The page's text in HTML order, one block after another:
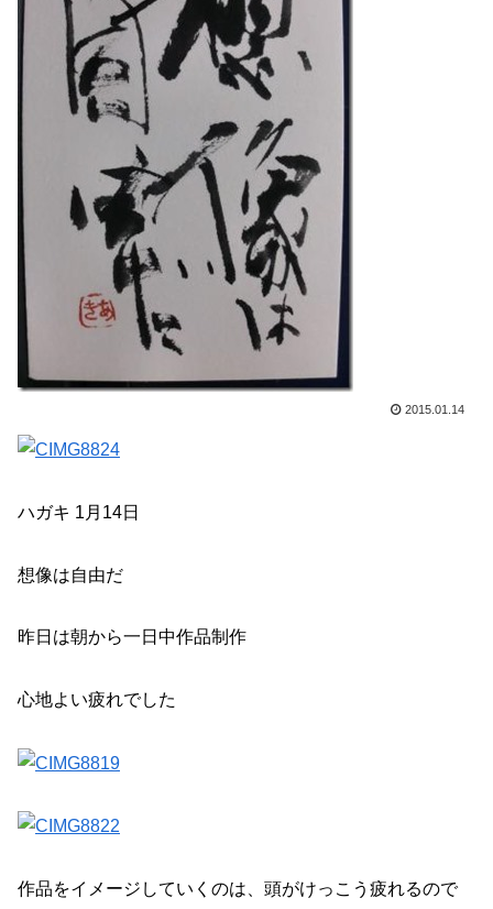
2015.01.14
ハガキ 1月14日
想像は自由だ
昨日は朝から一日中作品制作
心地よい疲れでした
作品をイメージしていくのは、頭がけっこう疲れるので